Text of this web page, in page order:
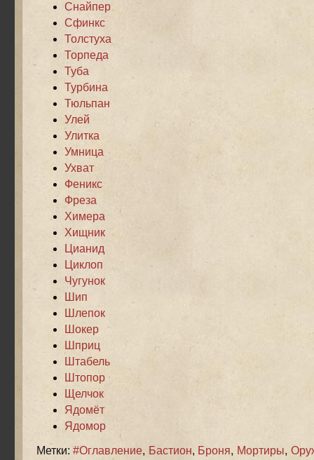
Снайпер
Сфинкс
Толстуха
Торпеда
Туба
Турбина
Тюльпан
Улей
Улитка
Умница
Ухват
Феникс
Фреза
Химера
Хищник
Цианид
Циклоп
Чугунок
Шип
Шлепок
Шокер
Шприц
Штабель
Штопор
Щелчок
Ядомёт
Ядомор
Метки:#Оглавление, Бастион, Броня, Мортиры,